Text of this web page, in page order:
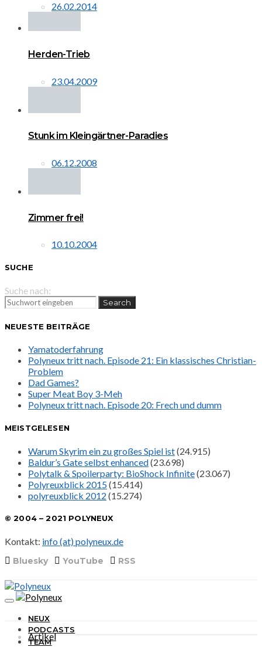
26.02.2014
Herden-Trieb
23.04.2009
Stunk im Kleingärtner-Paradies
06.12.2008
Zimmer frei!
10.10.2004
SUCHE
Suche nach:
Search
NEUESTE BEITRÄGE
Yamatoderfahrung
Polyneux tritt nach. Episode 21: Ein klassisches Christian-
Problem
Dad Games?
Super Meat Boy 3-Meh
Polyneux tritt nach. Episode 20: Frech und dumm
MEISTGELESEN
Warum Skyrim ein zu großes Spiel ist(24.915)
Baldur’s Gate selbst enhanced(23.698)
Polytalk & Spoilerparty: BioShock Infinite(23.067)
Polyreuxblick 2015(15.414)
polyreuxblick 2012 (15.274)
© 2004 – 2021 POLYNEUX
Kontakt: info (at) polyneux.de
Bluesky YouTube RSS
NEUX
PODCASTS
TEAM
Artikel